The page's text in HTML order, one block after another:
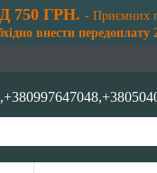
ГРН. - Приємних
внести передоплату
+380997647048,